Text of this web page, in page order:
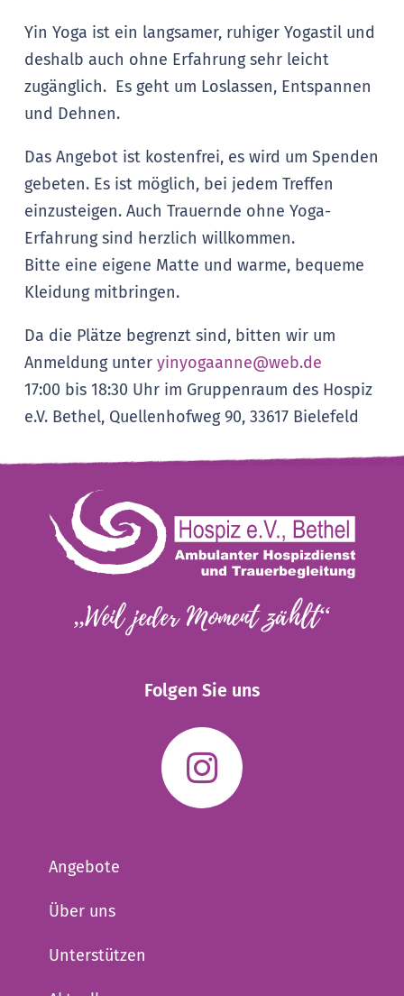
Yin Yoga ist ein langsamer, ruhiger Yogastil und
deshalb auch ohne Erfahrung sehr leicht
zugänglich. Es geht um Loslassen, Entspannen
und Dehnen.
Das Angebot ist kostenfrei, es wird um Spenden
gebeten. Es ist möglich, bei jedem Treffen
einzusteigen. Auch Trauernde ohne Yoga-
Erfahrung sind herzlich willkommen.
Bitte eine eigene Matte und warme, bequeme
Kleidung mitbringen.
Da die Plätze begrenzt sind, bitten wir um
Anmeldung unter yinyogaanne@web.de
17:00 bis 18:30 Uhr im Gruppenraum des Hospiz
e.V. Bethel, Quellenhofweg 90, 33617 Bielefeld
„Weil jeder Moment zählt“
Folgen Sie uns
Angebote
Über uns
Unterstützen